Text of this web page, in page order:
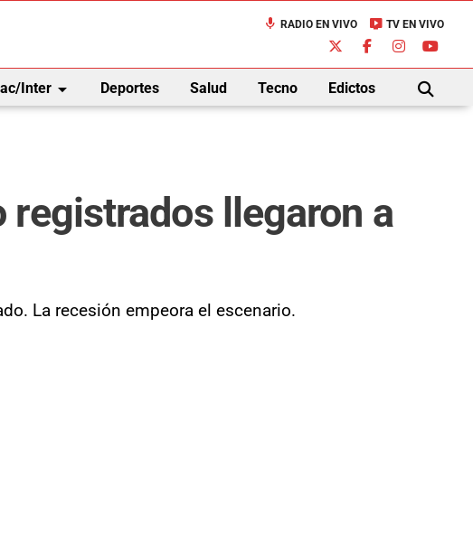
mic RADIO EN VIVO live_tv TV EN VIVO
Interarrow_drop_down Deportes Salud Tecno Edictos
BUSCAR
registrados llegaron a
La recesión empeora el escenario.